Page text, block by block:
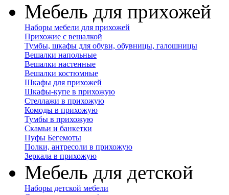
Мебель для прихожей
Наборы мебели для прихожей
Прихожие с вешалкой
Тумбы, шкафы для обуви, обувницы, галошницы
Вешалки напольные
Вешалки настенные
Вешалки костюмные
Шкафы для прихожей
Шкафы-купе в прихожую
Стеллажи в прихожую
Комоды в прихожую
Тумбы в прихожую
Скамьи и банкетки
Пуфы Бегемоты
Полки, антресоли в прихожую
Зеркала в прихожую
Мебель для детской
Наборы детской мебели